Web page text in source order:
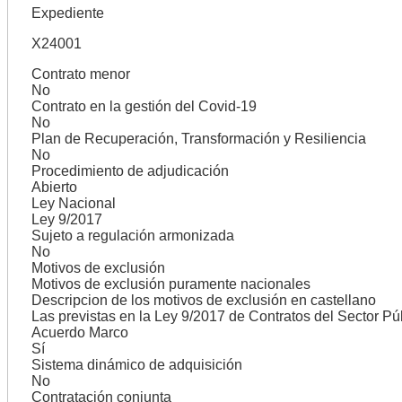
Expediente
X24001
Contrato menor
No
Contrato en la gestión del Covid-19
No
Plan de Recuperación, Transformación y Resiliencia
No
Procedimiento de adjudicación
Abierto
Ley Nacional
Ley 9/2017
Sujeto a regulación armonizada
No
Motivos de exclusión
Motivos de exclusión puramente nacionales
Descripcion de los motivos de exclusión en castellano
Las previstas en la Ley 9/2017 de Contratos del Sector
Acuerdo Marco
Sí
Sistema dinámico de adquisición
No
Contratación conjunta